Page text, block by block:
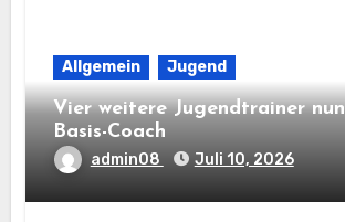
Allgemein Jugend
Vier weitere Jugendtrainer
Basis-Coach
admin08 Juli 10, 2026